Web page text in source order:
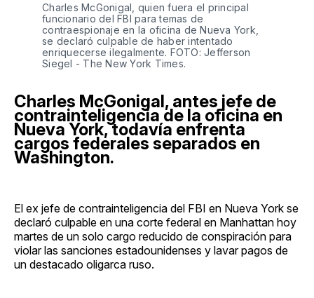
Charles McGonigal, quien fuera el principal
funcionario del FBI para temas de
contraespionaje en la oficina de Nueva York,
se declaró culpable de haber intentado
enriquecerse ilegalmente. FOTO: Jefferson
Siegel - The New York Times.
Charles McGonigal, antes jefe de
contrainteligencia de la oficina en
Nueva York, todavía enfrenta
cargos federales separados en
Washington.
El ex jefe de contrainteligencia del FBI en Nueva York se
declaró culpable en una corte federal en Manhattan hoy
martes de un solo cargo reducido de conspiración para
violar las sanciones estadounidenses y lavar pagos de
un destacado oligarca ruso.